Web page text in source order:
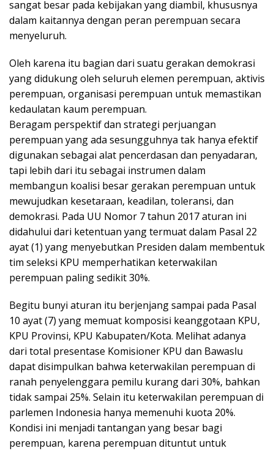
sangat besar pada kebijakan yang diambil, khususnya
dalam kaitannya dengan peran perempuan secara
menyeluruh.
Oleh karena itu bagian dari suatu gerakan demokrasi
yang didukung oleh seluruh elemen perempuan, aktivis
perempuan, organisasi perempuan untuk memastikan
kedaulatan kaum perempuan.
Beragam perspektif dan strategi perjuangan
perempuan yang ada sesungguhnya tak hanya efektif
digunakan sebagai alat pencerdasan dan penyadaran,
tapi lebih dari itu sebagai instrumen dalam
membangun koalisi besar gerakan perempuan untuk
mewujudkan kesetaraan, keadilan, toleransi, dan
demokrasi. Pada UU Nomor 7 tahun 2017 aturan ini
didahului dari ketentuan yang termuat dalam Pasal 22
ayat (1) yang menyebutkan Presiden dalam membentuk
tim seleksi KPU memperhatikan keterwakilan
perempuan paling sedikit 30%.
Begitu bunyi aturan itu berjenjang sampai pada Pasal
10 ayat (7) yang memuat komposisi keanggotaan KPU,
KPU Provinsi, KPU Kabupaten/Kota. Melihat adanya
dari total presentase Komisioner KPU dan Bawaslu
dapat disimpulkan bahwa keterwakilan perempuan di
ranah penyelenggara pemilu kurang dari 30%, bahkan
tidak sampai 25%. Selain itu keterwakilan perempuan di
parlemen Indonesia hanya memenuhi kuota 20%.
Kondisi ini menjadi tantangan yang besar bagi
perempuan, karena perempuan dituntut untuk